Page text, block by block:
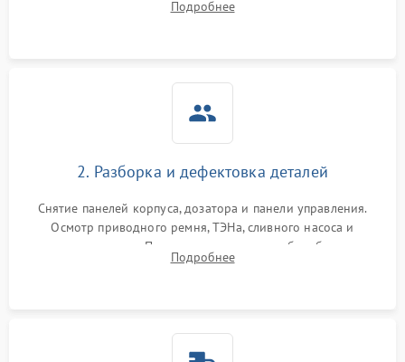
электронного модуля управления.
Подробнее
2. Разборка и дефектовка деталей
Снятие панелей корпуса, дозатора и панели управления.
Осмотр приводного ремня, ТЭНа, сливного насоса и
амортизаторов. Проверка подшипников барабана и
крестовины на износ, а манжеты люка на разрывы.
Подробнее